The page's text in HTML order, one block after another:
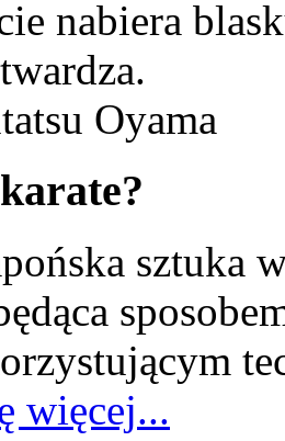
nabiera
Oyama
sztuka
więcej...